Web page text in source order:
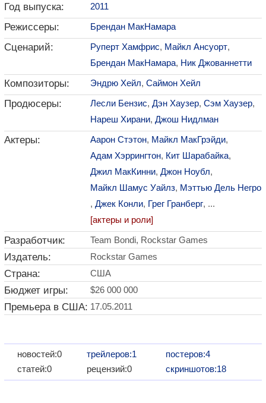
Год выпуска: 2011
Режиссеры: Брендан МакНамара
Сценарий: Руперт Хамфрис, Майкл Ансуорт,
Брендан МакНамара, Ник Джованнетти
Композиторы: Эндрю Хейл, Саймон Хейл
Продюсеры: Лесли Бензис, Дэн Хаузер, Сэм Хаузер,
Нареш Хирани, Джош Нидлман
Актеры: Аарон Стэтон, Майкл МакГрэйди,
Адам Хэррингтон, Кит Шарабайка,
Джил МакКинни, Джон Ноубл,
Майкл Шамус Уайлз, Мэттью Дель Негро
, Джек Конли, Грег Гранберг, ...
[актеры и роли]
Разработчик: Team Bondi, Rockstar Games
Издатель: Rockstar Games
Страна: США
Бюджет игры: $26 000 000
Премьера в США: 17.05.2011
новостей:0
статей:0
трейлеров:1
рецензий:0
постеров:4
скриншотов:18